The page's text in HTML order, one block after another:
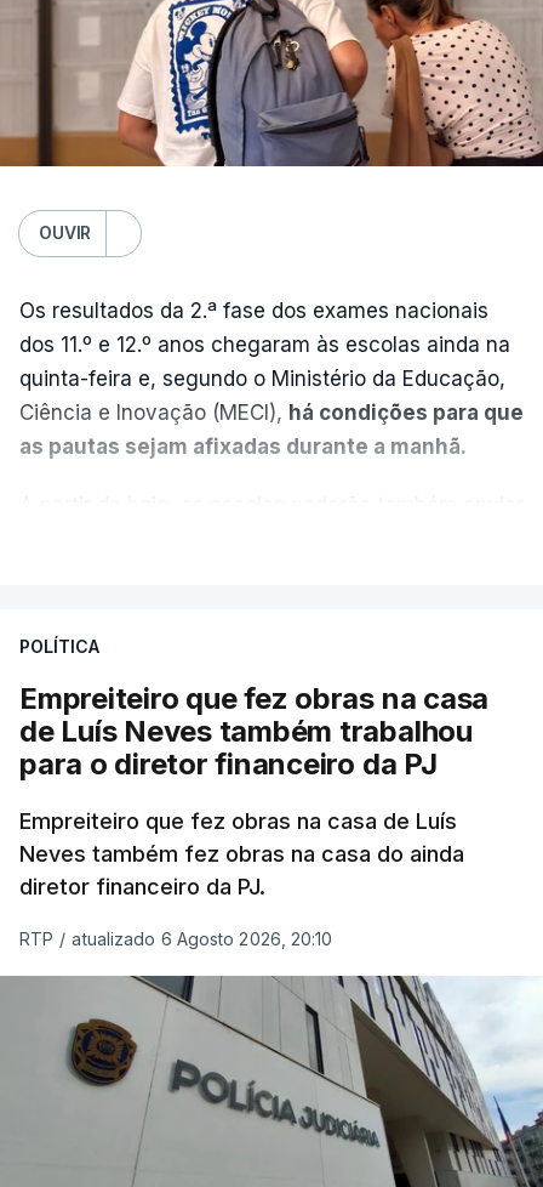
OUVIR
Os resultados da 2.ª fase dos exames nacionais
dos 11.º e 12.º anos chegaram às escolas ainda na
quinta-feira e, segundo o Ministério da Educação,
Ciência e Inovação (MECI), há condições para que
as pautas sejam afixadas durante a manhã.
dependia da apresentação de um requerimento,
mas o Governo decidiu, a partir deste ano,
disponibilizar a cópia dos exames classificados a
e rigor do processo" devido às falhas na
classificação eletrónica.
Serão também publicadas as notas da 2.ª fase
Quanto aos pedidos de reapreciação de provas
realizadas durante a 1.ª fase, os resultados só
serão disponibilizados às escolas hoje, mas o MECI
assegurou que as pautas serão afixadas durante a
POLÍTICA
Empreiteiro que fez obras na casa
de Luís Neves também trabalhou
para o diretor financeiro da PJ
Empreiteiro que fez obras na casa de Luís
Neves também fez obras na casa do ainda
diretor financeiro da PJ.
RTP / atualizado 6 Agosto 2026, 20:10